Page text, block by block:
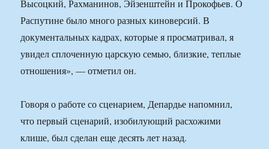
Высоцкий, Рахманинов, Эйзенштейн и Прокофьев. О
Распутине было много разных киноверсий. В
документальных кадрах, которые я просматривал, я
увидел сплоченную царскую семью, близкие, теплые
отношения», — отметил он.
Говоря о работе со сценарием, Депардье напомнил,
что первый сценарий, изобилующий расхожими
клише, был сделан еще десять лет назад.